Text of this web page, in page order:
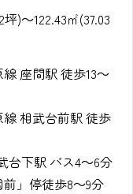
坪)～122.43㎡(37.03
座間駅 徒歩13～
相武台前駅 徒歩
台下駅 バス4～6分
前」停徒歩8～9分